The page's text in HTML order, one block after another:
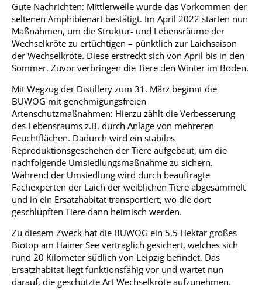
Gute Nachrichten: Mittlerweile wurde das Vorkommen der
seltenen Amphibienart bestätigt. Im April 2022 starten nun
Maßnahmen, um die Struktur- und Lebensräume der
Wechselkröte zu ertüchtigen – pünktlich zur Laichsaison
der Wechselkröte. Diese erstreckt sich von April bis in den
Sommer. Zuvor verbringen die Tiere den Winter im Boden.
Mit Wegzug der Distillery zum 31. März beginnt die
BUWOG mit genehmigungsfreien
Artenschutzmaßnahmen: Hierzu zählt die Verbesserung
des Lebensraums z.B. durch Anlage von mehreren
Feuchtflächen. Dadurch wird ein stabiles
Reproduktionsgeschehen der Tiere aufgebaut, um die
nachfolgende Umsiedlungsmaßnahme zu sichern.
Während der Umsiedlung wird durch beauftragte
Fachexperten der Laich der weiblichen Tiere abgesammelt
und in ein Ersatzhabitat transportiert, wo die dort
geschlüpften Tiere dann heimisch werden.
Zu diesem Zweck hat die BUWOG ein 5,5 Hektar großes
Biotop am Hainer See vertraglich gesichert, welches sich
rund 20 Kilometer südlich von Leipzig befindet. Das
Ersatzhabitat liegt funktionsfähig vor und wartet nun
darauf, die geschützte Art Wechselkröte aufzunehmen.